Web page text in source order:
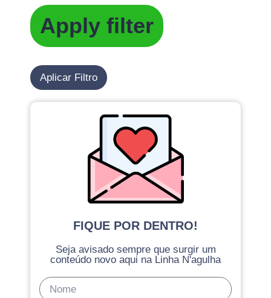
Apply filter
Aplicar Filtro
FIQUE POR DENTRO!
Seja avisado sempre que surgir um
conteúdo novo aqui na Linha N'agulha